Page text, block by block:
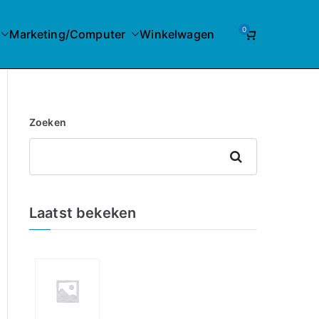
Marketing/Computer Winkelwagen 0
Zoeken
Zoeken
Laatst bekeken